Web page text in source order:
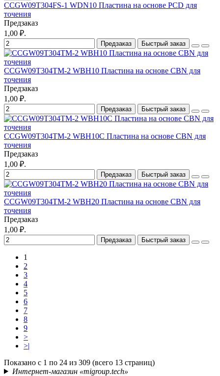
CCGW09T304FS-1 WDN10 Пластина на основе PCD для
точения
Предзаказ
1,00 ₽.
Предзаказ Быстрый заказ
CCGW09T304TM-2 WBH10 Пластина на основе CBN для
точения
Предзаказ
1,00 ₽.
Предзаказ Быстрый заказ
CCGW09T304TM-2 WBH10C Пластина на основе CBN для
точения
Предзаказ
1,00 ₽.
Предзаказ Быстрый заказ
CCGW09T304TM-2 WBH20 Пластина на основе CBN для
точения
Предзаказ
1,00 ₽.
Предзаказ Быстрый заказ
1
2
3
4
5
6
7
8
9
>
>|
Показано с 1 по 24 из 309 (всего 13 страниц)
Интернет-магазин «migroup.tech»